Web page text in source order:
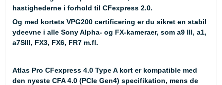
hastighederne i forhold til CFexpress 2.0.
Og med kortets VPG200 certificering er du sikret en stabil
ydeevne i alle Sony Alpha- og FX-kameraer, som a9 III, a1,
a7SIII, FX3, FX6, FR7 m.fl.
Atlas Pro CFexpress 4.0 Type A kort er kompatible med
den nyeste CFA 4.0 (PCIe Gen4) specifikation, mens de